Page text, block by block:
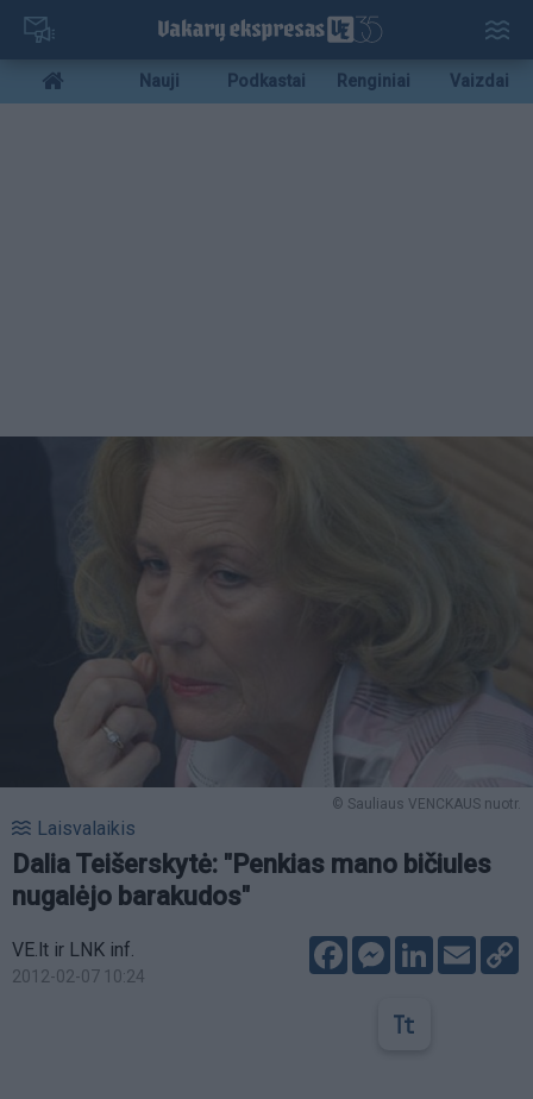
Pereiti
pagrindinį
turinį
Mobile
menu
Nauji Podkastai Renginiai Vaizdai
© Sauliaus VENCKAUS nuotr.
Laisvalaikis
Dalia Teišerskytė: "Penkias mano bičiules
nugalėjo barakudos"
VE.lt ir LNK inf.
2012-02-07 10:24
FacebookMessenger
LinkedIn
Email